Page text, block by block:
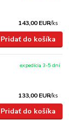
143,00 EUR/ks
Pridať do košíka
133,00 EUR/ks
expedícia 3-5 dní
Pridať do košíka